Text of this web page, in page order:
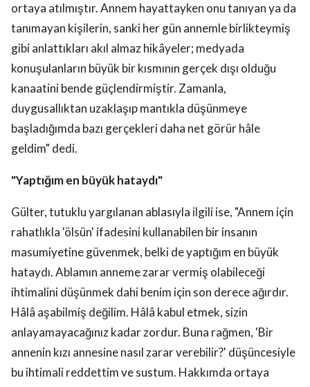
ortaya atılmıştır. Annem hayattayken onu tanıyan ya da
tanımayan kişilerin, sanki her gün annemle birlikteymiş
gibi anlattıkları akıl almaz hikâyeler; medyada
konuşulanların büyük bir kısmının gerçek dışı olduğu
kanaatini bende güçlendirmiştir. Zamanla,
duygusallıktan uzaklaşıp mantıkla düşünmeye
başladığımda bazı gerçekleri daha net görür hâle
geldim" dedi.
"Yaptığım en büyük hataydı"
Gülter, tutuklu yargılanan ablasıyla ilgili ise, "Annem için
rahatlıkla 'ölsün' ifadesini kullanabilen bir insanın
masumiyetine güvenmek, belki de yaptığım en büyük
hataydı. Ablamın anneme zarar vermiş olabileceği
ihtimalini düşünmek dahi benim için son derece ağırdır.
Hâlâ aşabilmiş değilim. Hâlâ kabul etmek, sizin
anlayamayacağınız kadar zordur. Buna rağmen, 'Bir
annenin kızı annesine nasıl zarar verebilir?' düşüncesiyle
bu ihtimali reddettim ve sustum. Hakkımda ortaya